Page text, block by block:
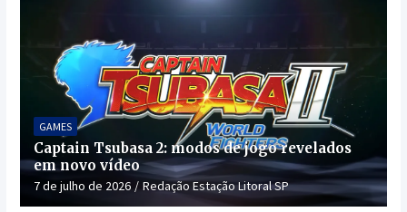
GAMES
Captain Tsubasa 2: modos de jogo revelados
em novo vídeo
7 de julho de 2026 Redação Estação Litoral SP